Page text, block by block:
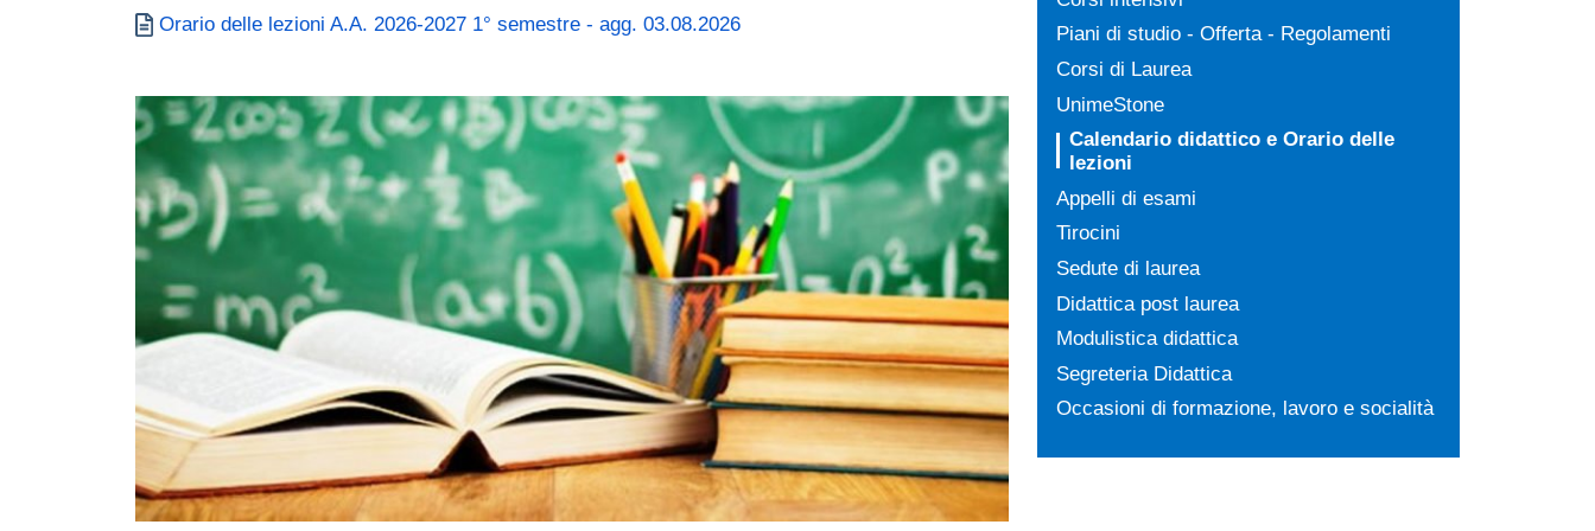
Documento
Orario delle lezioni A.A. 2026-2027 1° semestre - agg. 03.08.2026
Immagine
Piani di studio - Offerta - Regolamenti
Corsi di Laurea
UnimeStone
Calendario didattico e Orario delle
lezioni
Appelli di esami
Tirocini
Sedute di laurea
Didattica post laurea
Modulistica didattica
Segreteria Didattica
Occasioni di formazione, lavoro e socialità